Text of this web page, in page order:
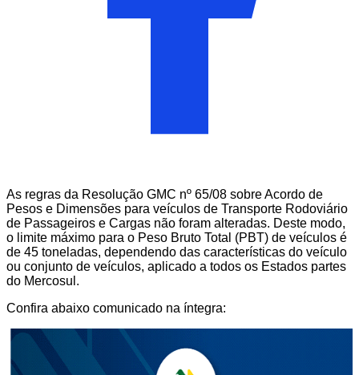
As regras da Resolução GMC nº 65/08 sobre Acordo de
Pesos e Dimensões para veículos de Transporte Rodoviário
de Passageiros e Cargas não foram alteradas. Deste modo,
o limite máximo para o Peso Bruto Total (PBT) de veículos é
de 45 toneladas, dependendo das características do veículo
ou conjunto de veículos, aplicado a todos os Estados partes
do Mercosul.
Confira abaixo comunicado na íntegra: